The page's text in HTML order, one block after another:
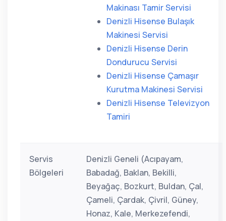
Makinası Tamir Servisi
Denizli Hisense Bulaşık
Makinesi Servisi
Denizli Hisense Derin
Dondurucu Servisi
Denizli Hisense Çamaşır
Kurutma Makinesi Servisi
Denizli Hisense Televizyon
Tamiri
Servis
Bölgeleri
Denizli Geneli (Acıpayam,
Babadağ, Baklan, Bekilli,
Beyağaç, Bozkurt, Buldan, Çal,
Çameli, Çardak, Çivril, Güney,
Honaz, Kale, Merkezefendi,